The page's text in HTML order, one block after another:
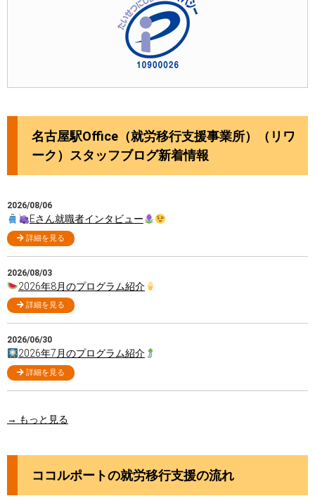
名古屋駅Office（就労移行支援事業所）（リワ
ーク）スタッフブログ新着情報
2026/08/06
Eさん就職者インタビュー
詳細を見る
2026/08/03
2026年8月のプログラム紹介
詳細を見る
2026/06/30
2026年7月のプログラム紹介
詳細を見る
→ もっと見る
ココルポートの就労移行支援の流れ